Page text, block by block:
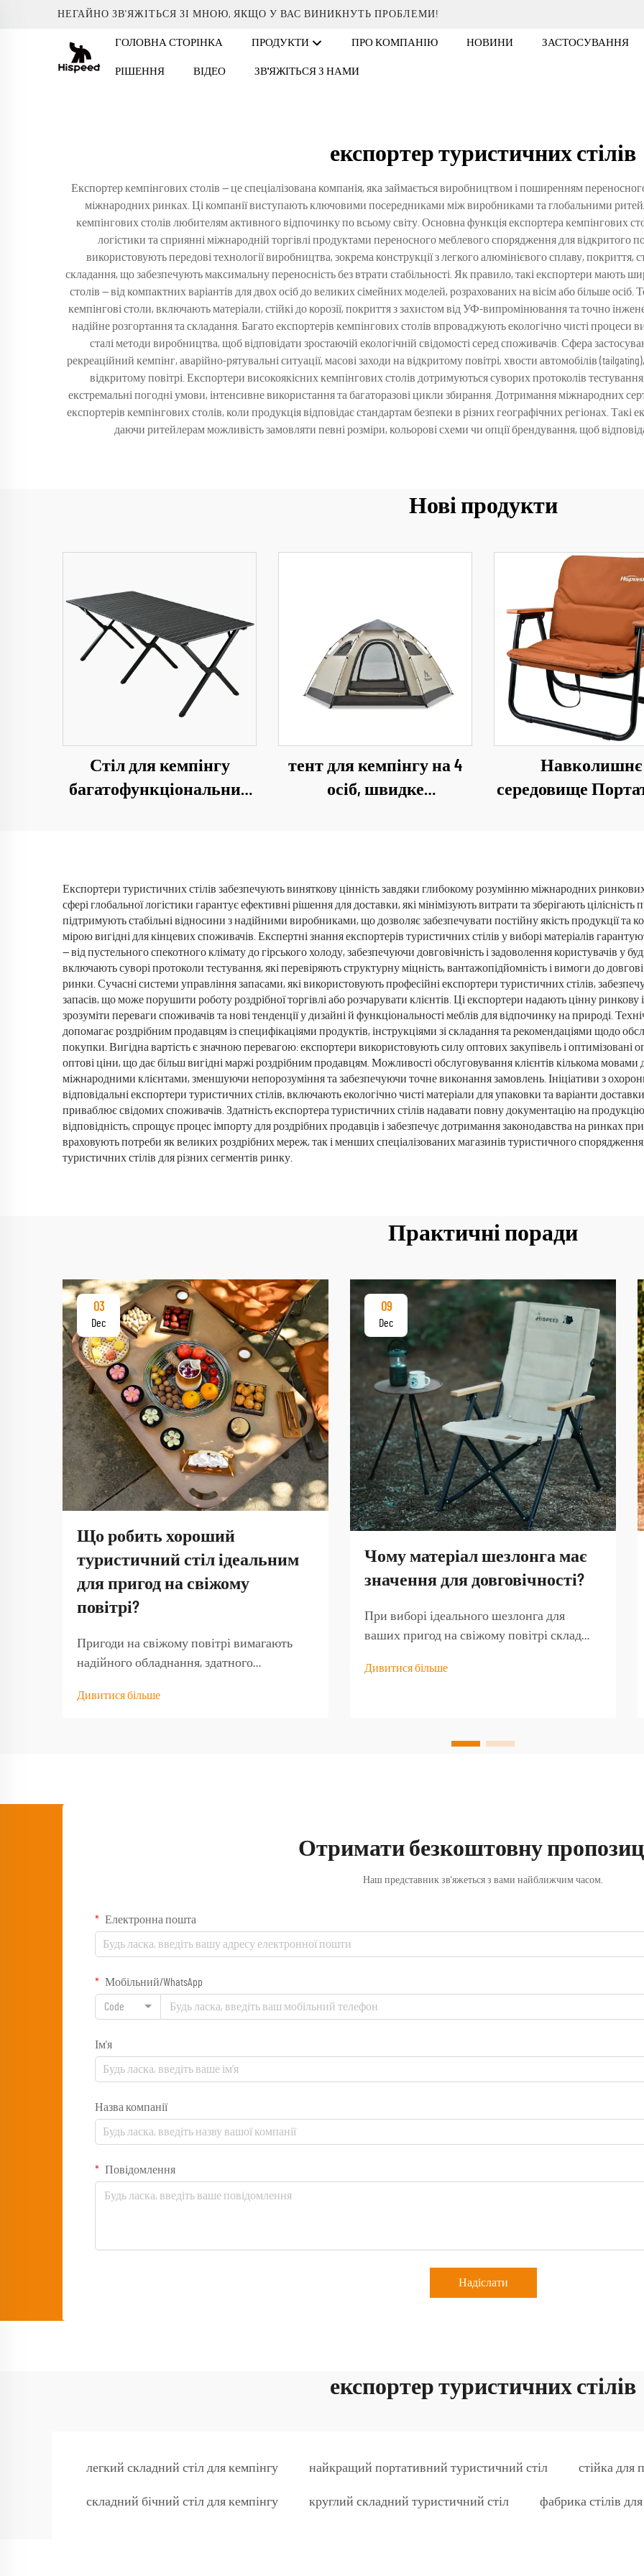
НЕГАЙНО ЗВ'ЯЖІТЬСЯ ЗІ МНОЮ, ЯКЩО У ВАС ВИНИКНУТЬ ПРОБЛЕМИ!
ГОЛОВНА СТОРІНКА ПРОДУКТИ ПРО КОМПАНІЮ НОВИНИ ЗАСТОСУВАННЯ
РІШЕННЯ ВІДЕО ЗВ'ЯЖІТЬСЯ З НАМИ
експортер туристичних стілів
Експортер кемпінгових столів — це спеціалізована компанія, яка займається виробництвом і поширенням
міжнародних ринках. Ці компанії виступають ключовими посередниками між виробниками та глобальними
кемпінгових столів любителям активного відпочинку по всьому світу. Основна функція експортера кемпінгових
логістики та сприянні міжнародній торгівлі продуктами переносного меблевого спорядження для відкритого
використовують передові технології виробництва, зокрема конструкції з легкого алюмінієвого сплаву, покриття,
складання, що забезпечують максимальну переносність без втрати стабільності. Як правило, такі експортери мають
столів — від компактних варіантів для двох осіб до великих сімейних моделей, розрахованих на вісім або більше осіб.
кемпінгові столи, включають матеріали, стійкі до корозії, покриття з захистом від УФ-випромінювання та точно
надійне розгортання та складання. Багато експортерів кемпінгових столів впроваджують екологічно чисті
сталі методи виробництва, щоб відповідати зростаючій екологічній свідомості серед споживачів. Сфера
рекреаційний кемпінг, аварійно-рятувальні ситуації, масові заходи на відкритому повітрі, хвости автомобілів
відкритому повітрі. Експортери високоякісних кемпінгових столів дотримуються суворих протоколів
екстремальні погодні умови, інтенсивне використання та багаторазові цикли збирання. Дотримання міжнародних
експортерів кемпінгових столів, коли продукція відповідає стандартам безпеки в різних географічних регіонах. Такі
даючи ритейлерам можливість замовляти певні розміри, кольорові схеми чи опції брендування, щоб
Нові продукти
Стіл для кемпінгу
багатофункціональний
кавовий стіл
тент для кемпінгу на 4
осіб, швидке
повітрі
Навколишнє
середовище
Експортери туристичних стілів забезпечують виняткову цінність завдяки глибокому розумінню міжнародних
сфері глобальної логістики гарантує ефективні рішення для доставки, які мінімізують витрати та зберігають
підтримують стабільні відносини з надійними виробниками, що дозволяє забезпечувати постійну якість продукції та
мірою вигідні для кінцевих споживачів. Експертні знання експортерів туристичних стілів у виборі матеріалів
— від пустельного спекотного клімату до гірського холоду, забезпечуючи довговічність і задоволення користувачів у
включають суворі протоколи тестування, які перевіряють структурну міцність, вантажопідйомність і вимоги до
ринки. Сучасні системи управління запасами, які використовують професійні експортери туристичних стілів,
запасів, що може порушити роботу роздрібної торгівлі або розчарувати клієнтів. Ці експортери надають цінну
зрозуміти переваги споживачів та нові тенденції у дизайні й функціональності меблів для відпочинку на природі.
допомагає роздрібним продавцям із специфікаціями продуктів, інструкціями зі складання та рекомендаціями щодо
покупки. Вигідна вартість є значною перевагою: експортери використовують силу оптових закупівель і
оптові ціни, що дає більш вигідні маржі роздрібним продавцям. Можливості обслуговування клієнтів кількома мовами
міжнародними клієнтами, зменшуючи непорозуміння та забезпечуючи точне виконання замовлень. Ініціативи з
відповідальні експортери туристичних стілів, включають екологічно чисті матеріали для упаковки та варіанти
приваблює свідомих споживачів. Здатність експортера туристичних стілів надавати повну документацію на
відповідність, спрощує процес імпорту для роздрібних продавців і забезпечує дотримання законодавства на ринках
враховують потреби як великих роздрібних мереж, так і менших спеціалізованих магазинів туристичного
туристичних стілів для різних сегментів ринку.
Практичні поради
03
Dec
Що робить хороший
туристичний стіл ідеальним
для пригод на свіжому
повітрі?
Пригоди на свіжому повітрі вимагають
надійного обладнання, здатного
умов і забезпечити функціональність тоді,
Дивитися більше
09
Dec
Чому матеріал шезлонга має
значення для довговічності?
При виборі ідеального шезлонга для
ваших пригод на свіжому повітрі склад
визначає довготривалу міцність і
Дивитися більше
Отримати безкоштовну
Наш представник зв'яжеться з вами найближчим часом.
Електронна пошта
Мобільний/WhatsApp
Code
Ім'я
Назва компанії
Повідомлення
Надіслати
експортер туристичних стілів
легкий складний стіл для кемпінгу найкращий портативний туристичний стіл стійка для
складний бічний стіл для кемпінгу круглий складний туристичний стіл фабрика стілів